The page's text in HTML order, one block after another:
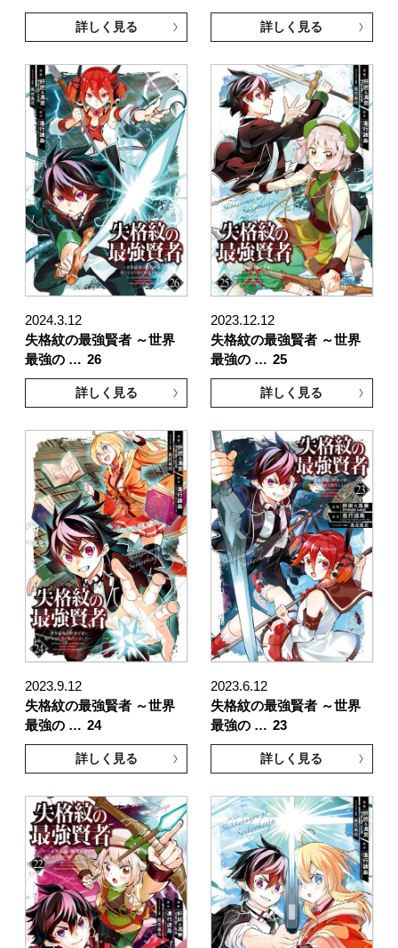
詳しく見る 詳しく見る
2024.3.12
失格紋の最強賢者 ～世界
最強の … 26
詳しく見る
2023.12.12
失格紋の最強賢者 ～世界
最強の … 25
詳しく見る
2023.9.12
失格紋の最強賢者 ～世界
最強の … 24
詳しく見る
2023.6.12
失格紋の最強賢者 ～世界
最強の … 23
詳しく見る